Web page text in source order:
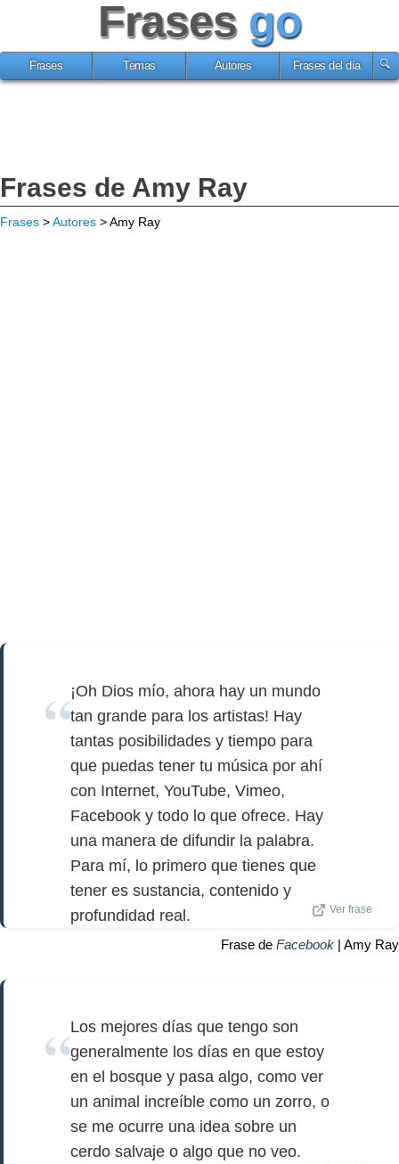
Frases go
Frases Temas Autores Frases del día
Frases de Amy Ray
Frases >Autores > Amy Ray
¡Oh Dios mío, ahora hay un mundo
tan grande para los artistas! Hay
tantas posibilidades y tiempo para
que puedas tener tu música por ahí
con Internet, YouTube, Vimeo,
Facebook y todo lo que ofrece. Hay
una manera de difundir la palabra.
Para mí, lo primero que tienes que
tener es sustancia, contenido y
profundidad real.
Ver frase
Frase de Facebook | Amy Ray
Los mejores días que tengo son
generalmente los días en que estoy
en el bosque y pasa algo, como ver
un animal increíble como un zorro, o
se me ocurre una idea sobre un
cerdo salvaje o algo que no veo.